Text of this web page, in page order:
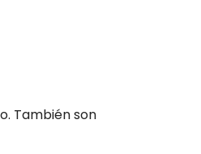
También son